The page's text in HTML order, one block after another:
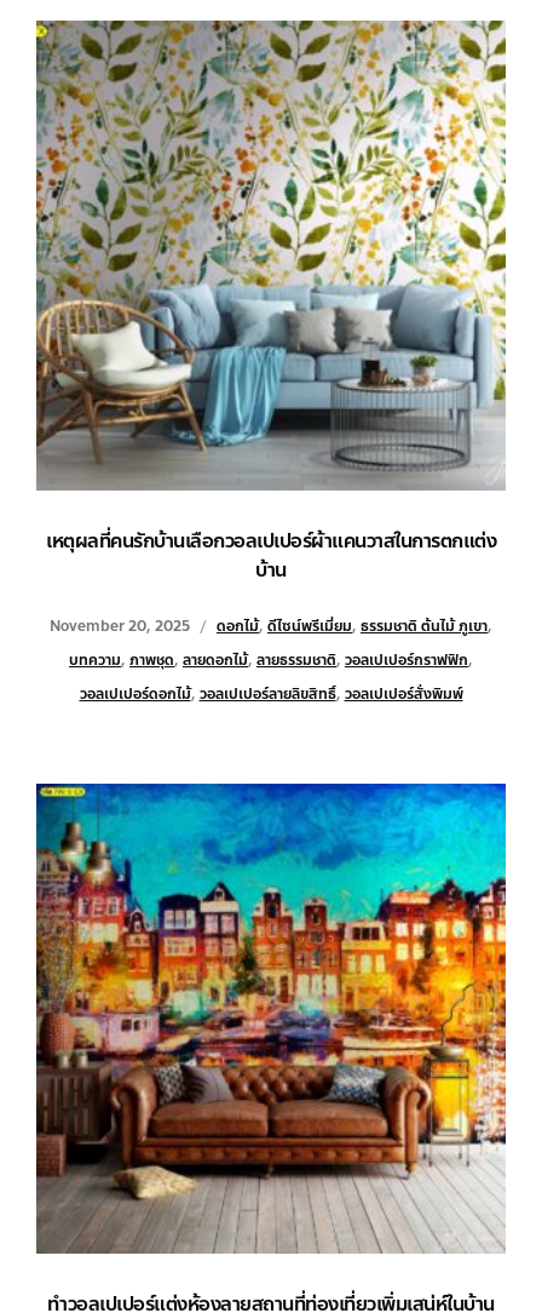
เหตุผลที่คนรักบ้านเลือกวอลเปเปอร์ผ้าแคนวาสในการตกแต่ง
บ้าน
November 20, 2025 ดอกไม้, ดีไซน์พรีเมี่ยม, ธรรมชาติ ต้นไม้ ภูเขา,
บทความ, ภาพชุด, ลายดอกไม้, ลายธรรมชาติ, วอลเปเปอร์กราฟฟิก,
วอลเปเปอร์ดอกไม้, วอลเปเปอร์ลายลิขสิทธิ์, วอลเปเปอร์สั่งพิมพ์
ทำวอลเปเปอร์แต่งห้องลายสถานที่ท่องเที่ยวเพิ่มเสน่ห์ในบ้าน